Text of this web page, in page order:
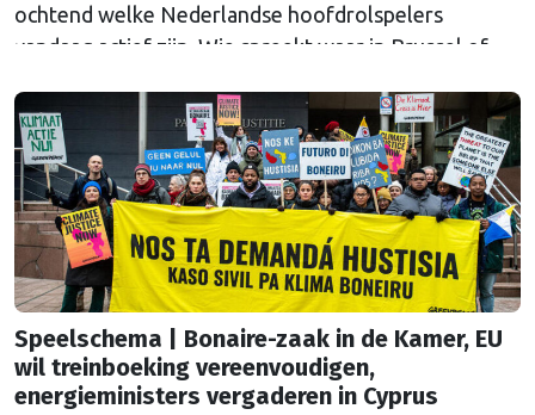
ochtend welke Nederlandse hoofdrolspelers
vandaag actief zijn. Wie spreekt waar in Brussel of
agenda?
Speelschema | Bonaire-zaak in de Kamer, EU
wil treinboeking vereenvoudigen,
energieministers vergaderen in Cyprus